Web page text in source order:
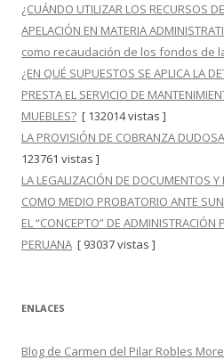
¿CUÁNDO UTILIZAR LOS RECURSOS
APELACIÓN EN MATERIA
como recaudación de los fondos de
¿EN QUÉ SUPUESTOS SE APLICA LA
PRESTA EL SERVICIO DE
MUEBLES? [ 132014 vistas ]
LA PROVISIÓN DE COBRANZA
123761 vistas ]
LA LEGALIZACIÓN DE DOCUMENTOS
COMO MEDIO PROBATORIO ANTE
EL “CONCEPTO” DE ADMINISTRACIÓN
PERUANA [ 93037 vistas ]
ENLACES
Blog de Carmen del Pilar Robles